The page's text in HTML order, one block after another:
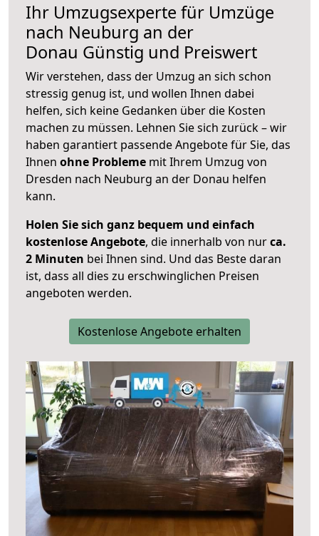
Ihr Umzugsexperte für Umzüge
nach Neuburg an der
Donau Günstig und Preiswert
Wir verstehen, dass der Umzug an sich schon
stressig genug ist, und wollen Ihnen dabei
helfen, sich keine Gedanken über die Kosten
machen zu müssen. Lehnen Sie sich zurück – wir
haben garantiert passende Angebote für Sie, das
Ihnen ohne Probleme mit Ihrem Umzug von
Dresden nach Neuburg an der Donau helfen
kann.
Holen Sie sich ganz bequem und einfach
kostenlose Angebote, die innerhalb von nurca.
2 Minuten bei Ihnen sind. Und das Beste daran
ist, dass all dies zu erschwinglichen Preisen
angeboten werden.
Kostenlose Angebote erhalten